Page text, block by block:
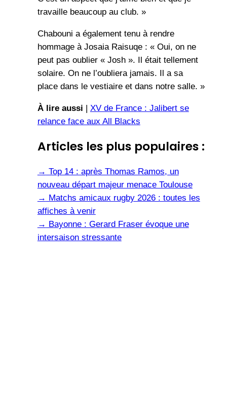
travaille beaucoup au club. »
Chabouni a également tenu à rendre
hommage à Josaia Raisuqe : « Oui, on ne
peut pas oublier « Josh ». Il était tellement
solaire. On ne l’oubliera jamais. Il a sa
place dans le vestiaire et dans notre salle. »
À lire aussi | XV de France : Jalibert se
relance face aux All Blacks
Articles les plus populaires :
→ Top 14 : après Thomas Ramos, un
nouveau départ majeur menace Toulouse
→ Matchs amicaux rugby 2026 : toutes les
affiches à venir
→ Bayonne : Gerard Fraser évoque une
intersaison stressante